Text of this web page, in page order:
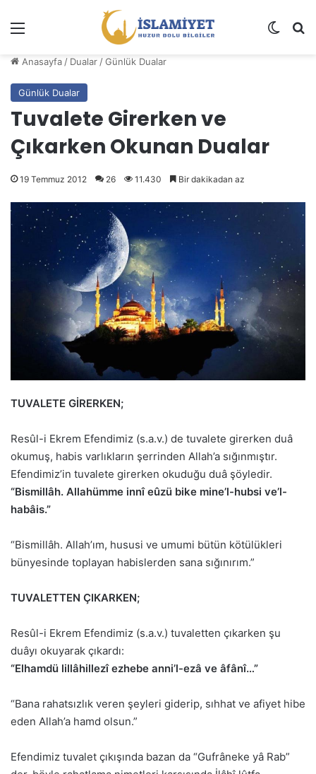
Dış
Anasayfa / Dualar /Günlük Dualar
Günlük Dualar
Tuvalete Girerken ve
Çıkarken Okunan Dualar
19 Temmuz 2012 26 11.430 Bir dakikadan az
TUVALETE GİRERKEN;
Resûl-i Ekrem Efendimiz (s.a.v.) de tuvalete girerken duâ
okumuş, habis varlıkların şerrinden Allah’a sığınmıştır.
Efendimiz’in tuvalete girerken okuduğu duâ şöyledir.
“Bismillâh. Allahümme innî eûzü bike mine’l-hubsi ve’l-
habâis.”
“Bismillâh. Allah’ım, hususi ve umumi bütün kötülükleri
bünyesinde toplayan habislerden sana sığınırım.”
TUVALETTEN ÇIKARKEN;
Resûl-i Ekrem Efendimiz (s.a.v.) tuvaletten çıkarken şu
duâyı okuyarak çıkardı:
“Elhamdü lillâhillezî ezhebe anni’l-ezâ ve âfânî…”
“Bana rahatsızlık veren şeyleri giderip, sıhhat ve afiyet hibe
eden Allah’a hamd olsun.”
Efendimiz tuvalet çıkışında bazan da “Gufrâneke yâ Rab”